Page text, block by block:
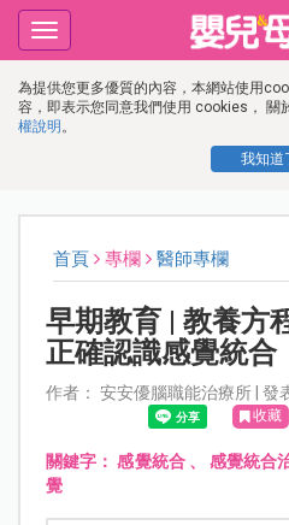
為提供您更多優質的內容，本網站使用
容，即表示您同意我們使用 cookies， 關
權說明 。
我知道
Toggle
navigation
首頁 專欄 醫師專欄
早期教育 | 教養方
正確認識感覺統合
作者： 安安優腦職能治療所 | 發
收藏
關鍵字：感覺統合、感覺統合
覺